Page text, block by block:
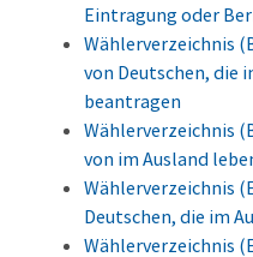
Eintragung oder
Wählerverzeichnis
von Deutschen, die
beantragen
Wählerverzeichnis
von im Ausland
Wählerverzeichnis
Deutschen, die im
Wählerverzeichnis